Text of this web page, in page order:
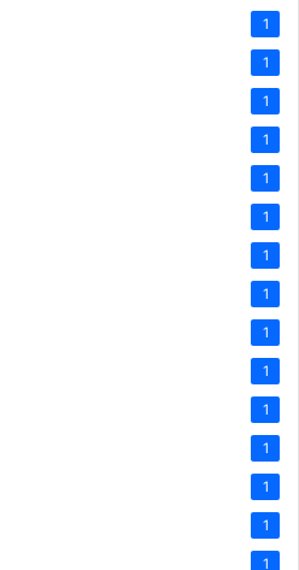
1
1
1
1
1
1
1
1
1
1
1
1
1
1
1